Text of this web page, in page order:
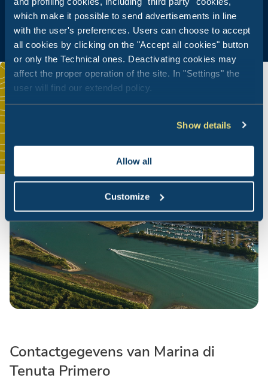
which make it possible to send advertisements in line
with the user's preferences. Users can choose to accept
all cookies by clicking on the "Accept all cookies" button
or only the Technical ones. Deactivating cookies may
affect the proper operation of the site. In "Settings" the
user will find our extended policy.
Show details
Allow all
Customize
Contactgegevens van Marina di
Tenuta Primero